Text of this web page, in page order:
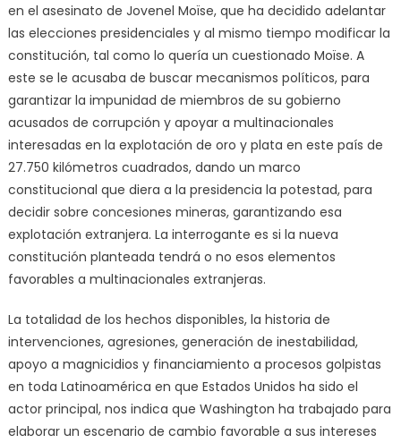
en el asesinato de Jovenel Moïse, que ha decidido adelantar
las elecciones presidenciales y al mismo tiempo modificar la
constitución, tal como lo quería un cuestionado Moïse. A
este se le acusaba de buscar mecanismos políticos, para
garantizar la impunidad de miembros de su gobierno
acusados de corrupción y apoyar a multinacionales
interesadas en la explotación de oro y plata en este país de
27.750 kilómetros cuadrados, dando un marco
constitucional que diera a la presidencia la potestad, para
decidir sobre concesiones mineras, garantizando esa
explotación extranjera. La interrogante es si la nueva
constitución planteada tendrá o no esos elementos
favorables a multinacionales extranjeras.
La totalidad de los hechos disponibles, la historia de
intervenciones, agresiones, generación de inestabilidad,
apoyo a magnicidios y financiamiento a procesos golpistas
en toda Latinoamérica en que Estados Unidos ha sido el
actor principal, nos indica que Washington ha trabajado para
elaborar un escenario de cambio favorable a sus intereses